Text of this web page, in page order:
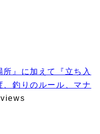
』に加えて『立ち入
、釣りのルール、マナ